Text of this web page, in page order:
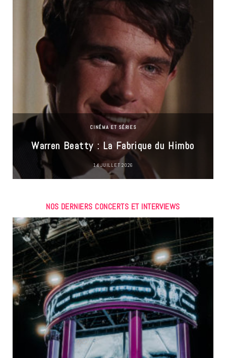
CINÉMA ET SÉRIES
Warren Beatty : La Fabrique du Himbo
14 JUILLET 2026
NOS DERNIERS CONCERTS ET INTERVIEWS